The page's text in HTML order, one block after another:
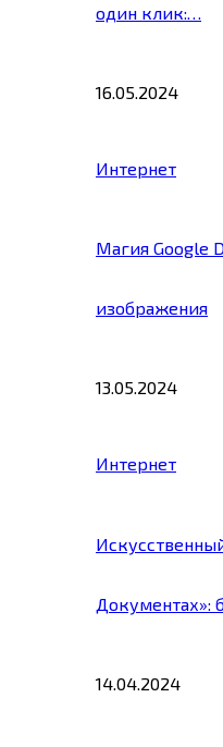
один клик:…
16.05.2024
Интернет
Магия Google
изображения
13.05.2024
Интернет
Документах»:
14.04.2024